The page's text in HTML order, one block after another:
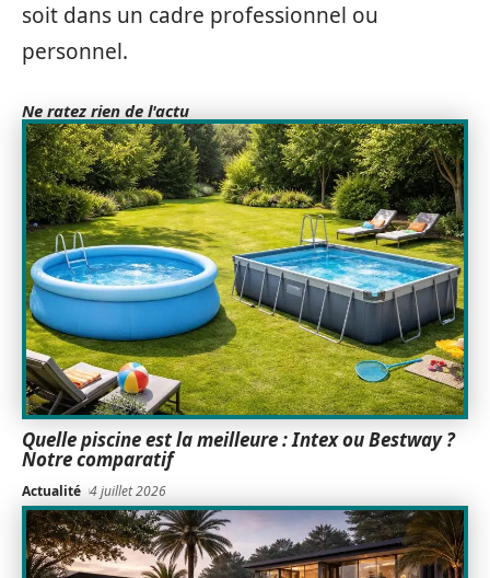
soit dans un cadre professionnel ou
personnel.
Ne ratez rien de l'actu
Quelle piscine est la meilleure : Intex ou Bestway ?
Notre comparatif
Actualité 4 juillet 2026